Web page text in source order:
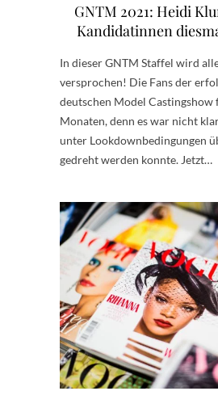
GNTM 2021: Heidi
Kandidatinnen
In dieser GNTM Staffel wird
versprochen! Die Fans der
deutschen Model Castingshow
Monaten, denn es war nicht
unter Lookdownbedingungen
gedreht werden konnte. Jetzt…